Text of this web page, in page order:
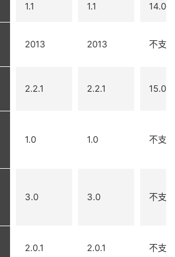
1.1 1.1 14.0
2013 2013 不支持
2.2.1 2.2.1 15.0.0
1.0 1.0 不支持
3.0 3.0 不支持
2.0.1 2.0.1 不支持